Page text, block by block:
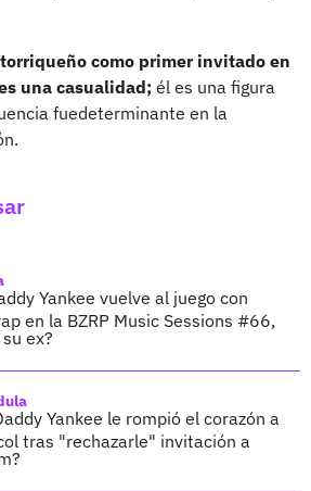
como primer invitado en
una casualidad; él es una figura
fuedeterminante en la
Yankee vuelve al juego con
en la BZRP Music Sessions #66,
ex?
Yankee le rompió el corazón a
tras "rechazarle" invitación a